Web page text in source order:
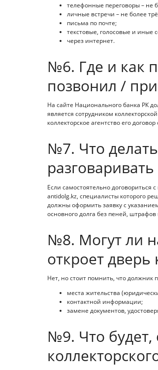
телефонные переговоры – не
личные встречи – не более
письма по почте;
текстовые, голосовые и иные
через интернет.
№6. Где и как
позвонил /
На сайте Национального банка РК
является сотрудником
коллекторское агентство его
№7. Что
Если самостоятельно договориться
antidolg.kz, специалисты которого
должны оформить заявку с
основного долга без пеней,
№8. Могут ли
откроет дверь
Нет, но стоит помнить, что должник
места жительства
контактной информации;
замене документов,
№9. Что будет,